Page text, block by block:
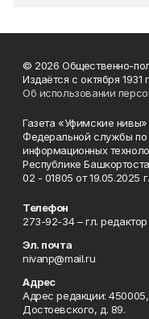
© 2026 Общественно-
Издаётся с октября 1931
Об использовании
Газета «Уфимские
Федеральной службы по
информационных
Республике
02 - 01805 от 19.05.2025 г.
Телефон
273-92-34 – гл. редактор
Эл. почта
nivanp@mail.ru
Адрес
Адрес редакции:
Достоевского, д. 89.